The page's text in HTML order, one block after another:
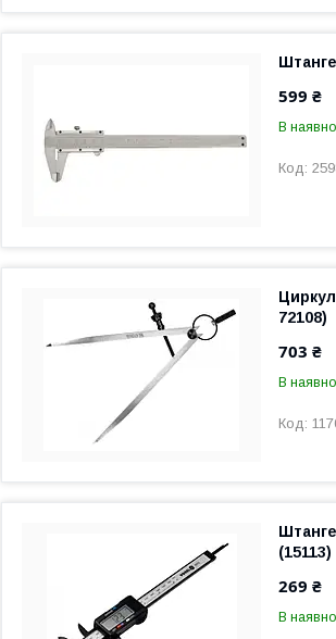
599 ₴
В
72108)
703 ₴
В
(15113)
269 ₴
В